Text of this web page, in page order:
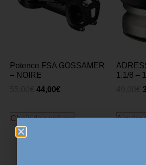
Potence FSA GOSSAMER
– NOIRE
44,00€
Choix des options
1.1/8 –
Ajouter